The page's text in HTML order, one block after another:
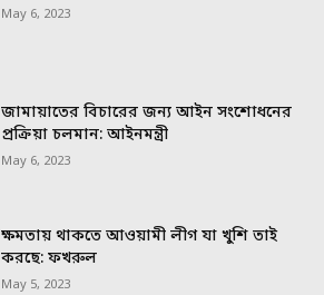
May 6, 2023
জামায়াতের বিচারের জন্য আইন সংশোধনের
প্রক্রিয়া চলমান: আইনমন্ত্রী
May 6, 2023
ক্ষমতায় থাকতে আওয়ামী লীগ যা খুশি তাই
করছে: ফখরুল
May 5, 2023